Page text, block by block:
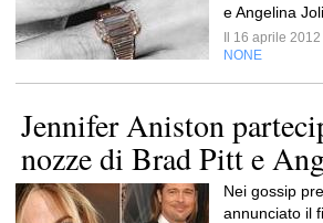
e Angelina
Il 16 aprile
NONE
Jennifer Aniston
nozze di Brad Pitt e
Nei gossip
annunciato il